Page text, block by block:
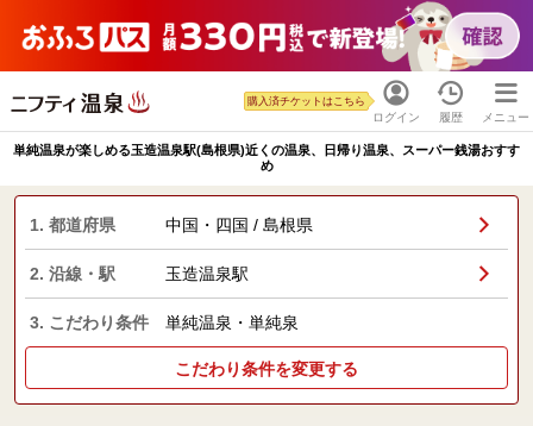
ログイン
購入済チケットはこちら
履歴 メニュー
単純温泉が楽しめる玉造温泉駅(島根県)近くの温泉、日帰り温泉、スーパー銭湯おすす
め
1. 都道府県 中国・四国 / 島根県
2. 沿線・駅 玉造温泉駅
3. こだわり条件 単純温泉・単純泉
こだわり条件を変更する